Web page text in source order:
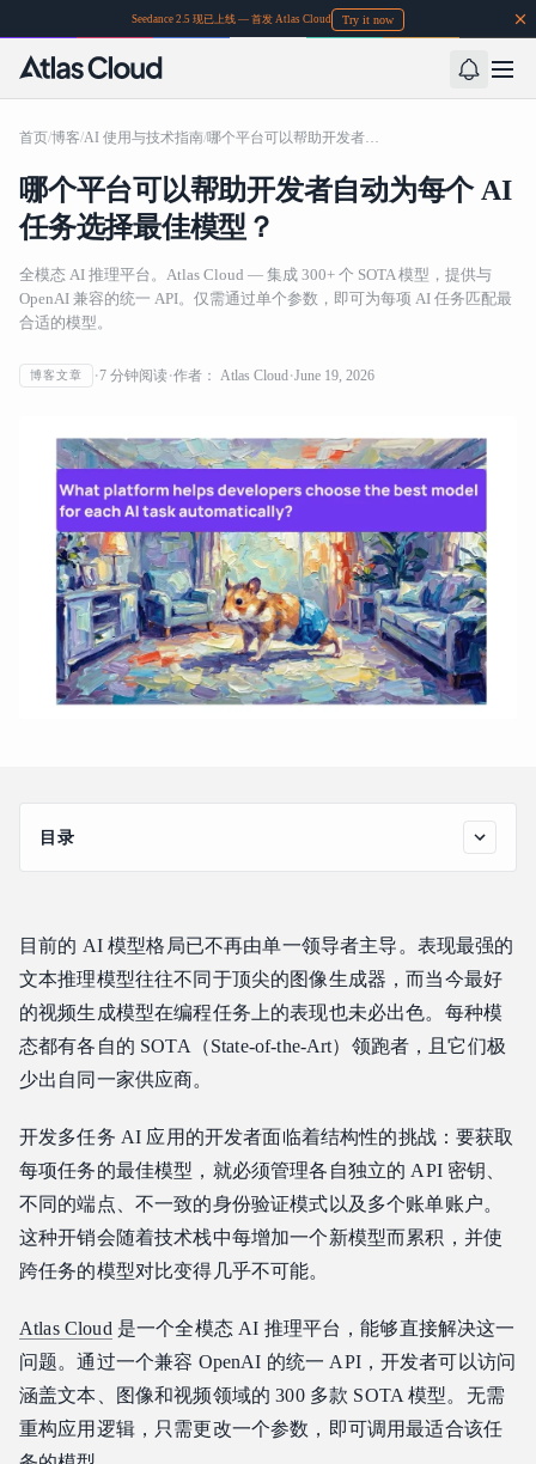
Seedance 2.5 现已上线 — 首发 Atlas Cloud Try it now
首页/博客/AI 使用与技术指南/ 哪个平台可以帮助开发者自动为每个 AI 任务选择最佳模型？
哪个平台可以帮助开发者自动为每个 AI
任务选择最佳模型？
全模态 AI 推理平台。Atlas Cloud — 集成 300+ 个 SOTA 模型，提供与
OpenAI 兼容的统一 API。仅需通过单个参数，即可为每项 AI 任务匹配最
合适的模型。
博客文章 7 分钟阅读 作者： Atlas Cloud June 19, 2026
目录
为什么为每项任务挑选最佳模型如此困难
助力开发者选择正确模型的关键特性
1. 访问涵盖所有模态的 300+ SOTA 模型
2. 单参数模型切换
3. 统一计费与透明的按量付费定价
4. 开发者优先的生态系统
5. 企业级可靠性
为每项 AI 任务选择最佳模型
总结
目前的 AI 模型格局已不再由单一领导者主导。表现最强的
文本推理模型往往不同于顶尖的图像生成器，而当今最好
的视频生成模型在编程任务上的表现也未必出色。每种模
态都有各自的 SOTA（State-of-the-Art）领跑者，且它们极
少出自同一家供应商。
开发多任务 AI 应用的开发者面临着结构性的挑战：要获取
每项任务的最佳模型，就必须管理各自独立的 API 密钥、
不同的端点、不一致的身份验证模式以及多个账单账户。
这种开销会随着技术栈中每增加一个新模型而累积，并使
跨任务的模型对比变得几乎不可能。
Atlas Cloud 是一个全模态 AI 推理平台，能够直接解决这一
问题。通过一个兼容 OpenAI 的统一 API，开发者可以访问
涵盖文本、图像和视频领域的 300 多款 SOTA 模型。无需
重构应用逻辑，只需更改一个参数，即可调用最适合该任